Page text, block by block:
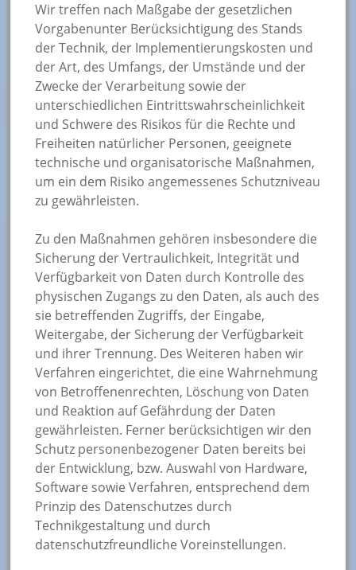
Wir treffen nach Maßgabe der gesetzlichen
Vorgabenunter Berücksichtigung des Stands
der Technik, der Implementierungskosten und
der Art, des Umfangs, der Umstände und der
Zwecke der Verarbeitung sowie der
unterschiedlichen Eintrittswahrscheinlichkeit
und Schwere des Risikos für die Rechte und
Freiheiten natürlicher Personen, geeignete
technische und organisatorische Maßnahmen,
um ein dem Risiko angemessenes Schutzniveau
zu gewährleisten.
Zu den Maßnahmen gehören insbesondere die
Sicherung der Vertraulichkeit, Integrität und
Verfügbarkeit von Daten durch Kontrolle des
physischen Zugangs zu den Daten, als auch des
sie betreffenden Zugriffs, der Eingabe,
Weitergabe, der Sicherung der Verfügbarkeit
und ihrer Trennung. Des Weiteren haben wir
Verfahren eingerichtet, die eine Wahrnehmung
von Betroffenenrechten, Löschung von Daten
und Reaktion auf Gefährdung der Daten
gewährleisten. Ferner berücksichtigen wir den
Schutz personenbezogener Daten bereits bei
der Entwicklung, bzw. Auswahl von Hardware,
Software sowie Verfahren, entsprechend dem
Prinzip des Datenschutzes durch
Technikgestaltung und durch
datenschutzfreundliche Voreinstellungen.